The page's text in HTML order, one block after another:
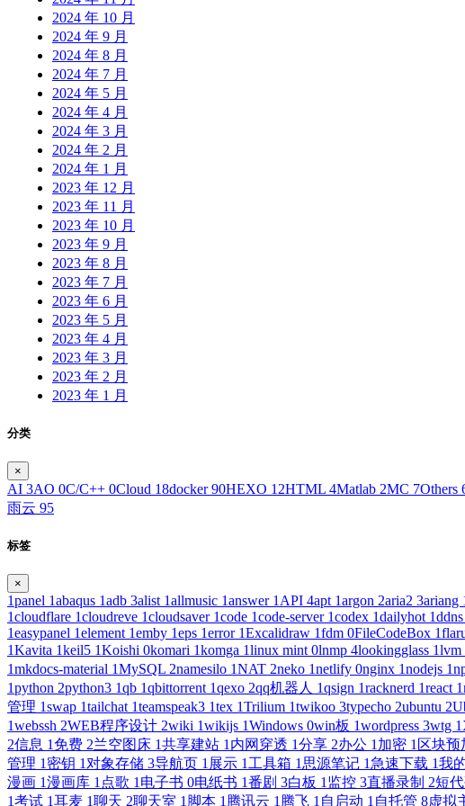
2024 年 10 月
2024 年 9 月
2024 年 8 月
2024 年 7 月
2024 年 5 月
2024 年 4 月
2024 年 3 月
2024 年 2 月
2024 年 1 月
2023 年 12 月
2023 年 11 月
2023 年 10 月
2023 年 9 月
2023 年 8 月
2023 年 7 月
2023 年 6 月
2023 年 5 月
2023 年 4 月
2023 年 3 月
2023 年 2 月
2023 年 1 月
分类
×
AI 3AO 0C/C++ 0Cloud 18docker90HEXO 12HTML 4Matlab 2MC 7Others
雨云 95
标签
×
1panel 1abaqus 1adb 3alist 1allmusic 1answer 1 API 4apt 1argon 2aria2 3ariang
1cloudflare 1cloudreve 1cloudsaver 1code 1code-server 1codex 1dailyhot 1ddns
1easypanel 1element 1emby 1eps 1error 1Excalidraw 1fdm 0FileCodeBox 1
1Kavita 1keil5 1Koishi 0komari 1komga 1linux mint 0lnmp 4lookingglass 1lvm
1mkdocs-material 1MySQL 2namesilo 1NAT 2neko 1netlify 0nginx 1nodejs 1
1python 2python3 1qb 1qbittorrent 1qexo 2qq机器人 1qsign 1racknerd 1react 1
管理 1swap 1tailchat 1teamspeak3 1tex 1Trilium 1twikoo 3typecho 2ubuntu 2
1webssh 2WEB程序设计 2wiki 1wikijs 1Windows 0win板 1wordpress 3wtg 1
2信息 1 免费 2兰空图床 1共享建站 1 内网穿透 1分享 2办公 1 加密 1 区块预
管理 1 密钥 1 对象存储 3导航页 1 展示 1 工具箱 1 思源笔记 1 急速下载 1我
漫画 1漫画库 1 点歌 1 电子书 0电纸书 1番剧 3白板 1 监控 3直播录制 2短
1考试 1耳麦 1聊天 2聊天室 1 脚本 1 腾讯云 1 腾飞 1 自启动 1 自托管 8虚拟